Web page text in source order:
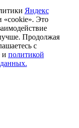
Яндекс
«cookie». Это
Продолжая
с
и политикой